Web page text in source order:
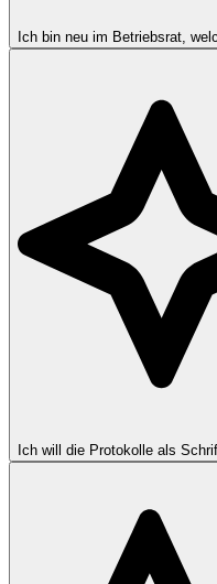
Ich bin neu im Betriebsrat,
Ich will die Protokolle als